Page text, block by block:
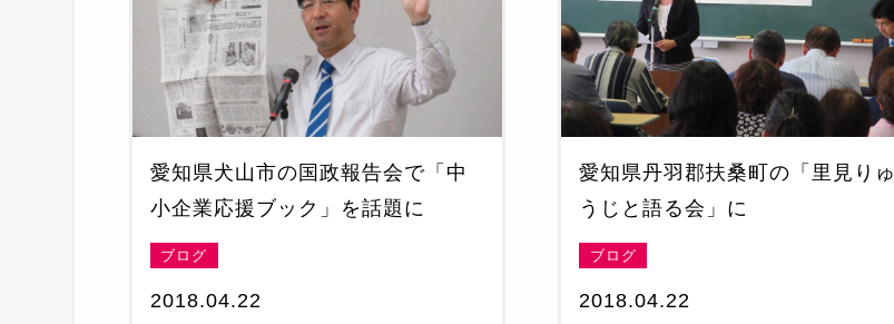
愛知県犬山市の国政報告会で「中
小企業応援ブック」を話題に
ブログ
2018.04.22
愛知県丹羽郡扶桑町の「里見りゅ
うじと語る会」に
ブログ
2018.04.22